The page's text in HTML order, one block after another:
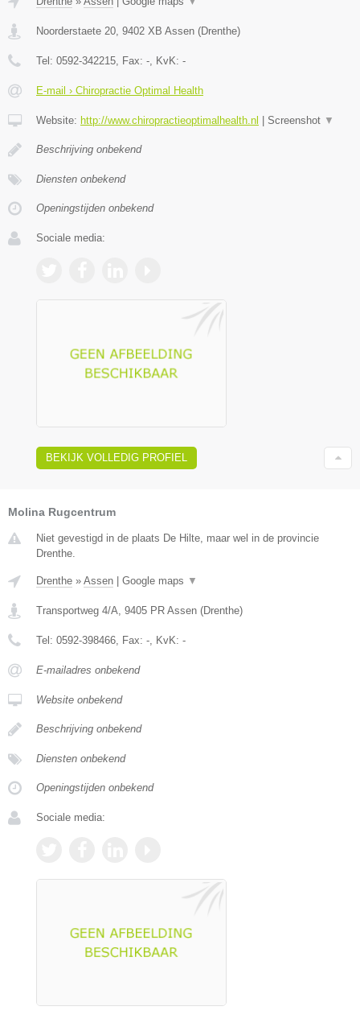
Noorderstaete 20 9402 XB Assen (Drenthe)
Tel: 0592-342215 , Fax: - , KvK: -
E-mail › Chiropractie Optimal Health
Website: http://www.chiropractieoptimalhealth.nl Screenshot ▼
Beschrijving onbekend
Diensten onbekend
Openingstijden onbekend
Sociale media:
BEKIJK VOLLEDIG PROFIEL
Molina Rugcentrum
Niet gevestigd in de plaats De Hilte, maar wel in de provincie
Drenthe.
Drenthe » Assen | Google maps ▼
Transportweg 4/A 9405 PR Assen (Drenthe)
Tel: 0592-398466 , Fax: - , KvK: -
E-mailadres onbekend
Website onbekend
Beschrijving onbekend
Diensten onbekend
Openingstijden onbekend
Sociale media: